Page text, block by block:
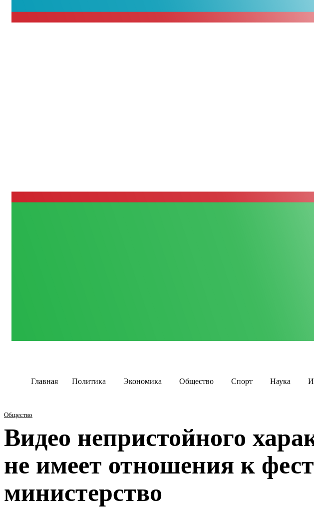
Главная Политика Экономика Общество Спорт Наука
Общество
Видео непристойного
не имеет отношения к
министерство